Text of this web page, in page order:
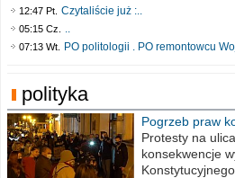
12:47 Pt. Czytaliście już :..
05:15 Cz. ..
07:13 Wt. PO politologii . PO remontowcu
polityka
Pogrzeb praw
poselskim PiS
Protesty na
konsekwencje